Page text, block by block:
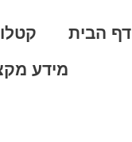
דף הבית
מידע